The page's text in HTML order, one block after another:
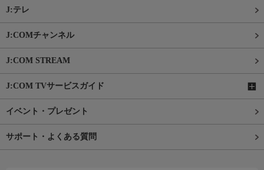
J:テレ
J:COMチャンネル
J:COM STREAM
J:COM TVサービスガイド
イベント・プレゼント
サポート・よくある質問